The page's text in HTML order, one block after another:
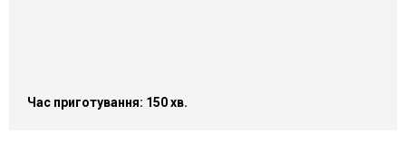
Час приготування: 150 хв.